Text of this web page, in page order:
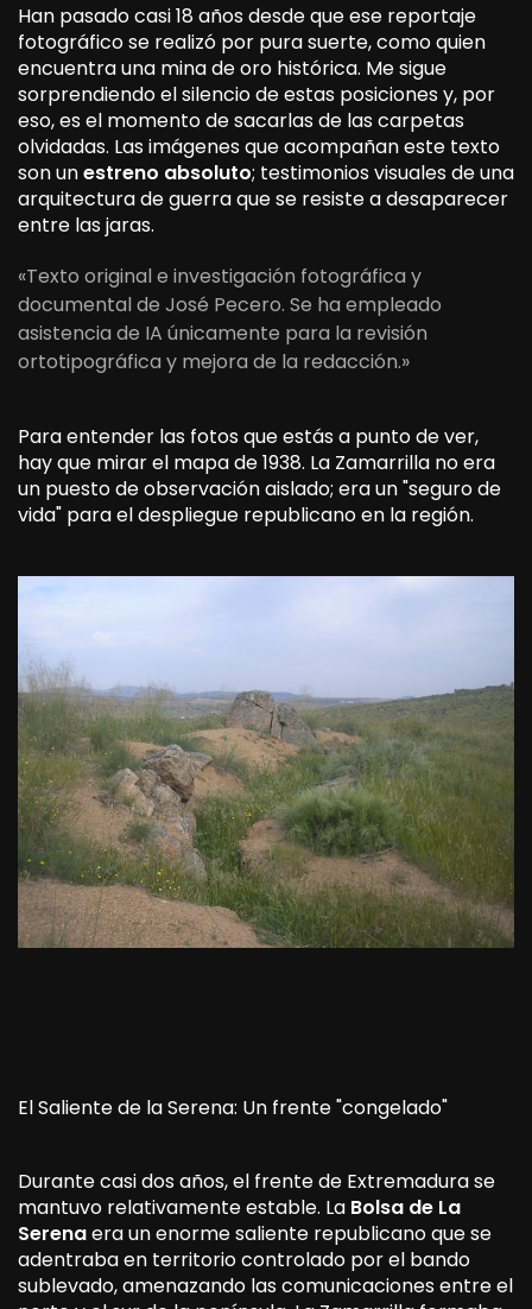
Han pasado casi 18 años desde que ese reportaje
fotográfico se realizó por pura suerte, como quien
encuentra una mina de oro histórica. Me sigue
sorprendiendo el silencio de estas posiciones y, por
eso, es el momento de sacarlas de las carpetas
olvidadas. Las imágenes que acompañan este texto
son unestreno absoluto; testimonios visuales de una
arquitectura de guerra que se resiste a desaparecer
entre las jaras.
«Texto original e investigación fotográfica y
documental de José Pecero. Se ha empleado
asistencia de IA únicamente para la revisión
ortotipográfica y mejora de la redacción.»
Para entender las fotos que estás a punto de ver,
hay que mirar el mapa de 1938. La Zamarrilla no era
un puesto de observación aislado; era un "seguro de
vida" para el despliegue republicano en la región.
El Saliente de la Serena: Un frente "congelado"
Durante casi dos años, el frente de Extremadura se
mantuvo relativamente estable. La Bolsa de La
Serenaera un enorme saliente republicano que se
adentraba en territorio controlado por el bando
sublevado, amenazando las comunicaciones entre el